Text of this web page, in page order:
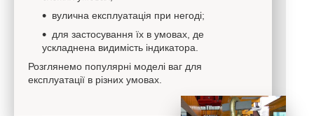
вулична експлуатація при негоді;
для застосування їх в умовах, де
ускладнена видимість індикатора.
Розглянемо популярні моделі ваг для
експлуатації в різних умовах.